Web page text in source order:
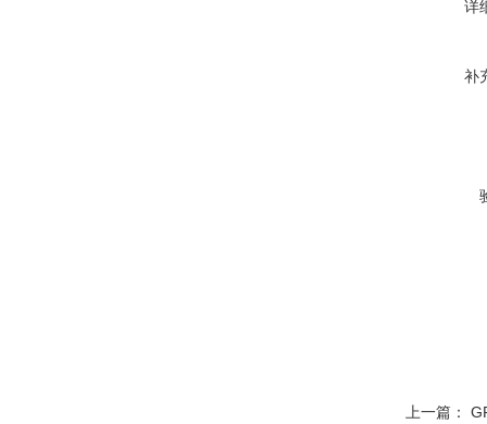
详
补
上一篇：